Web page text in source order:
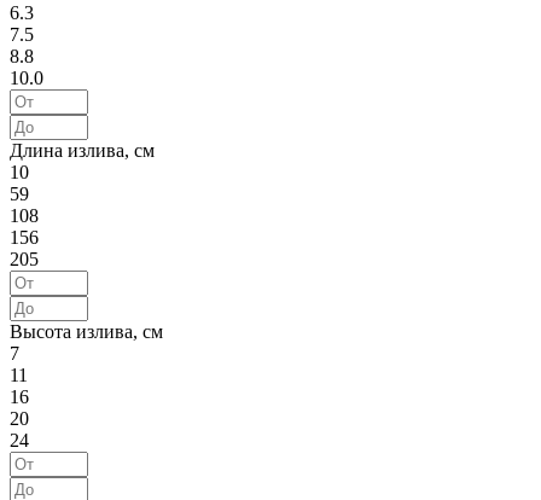
6.3
7.5
8.8
10.0
Длина излива, см
10
59
108
156
205
Высота излива, см
7
11
16
20
24